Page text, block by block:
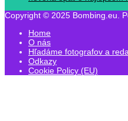
Copyright © 2025 Bombing.eu.
Home
O nás
Hľadáme fotografov a
Odkazy
Cookie Policy (EU)